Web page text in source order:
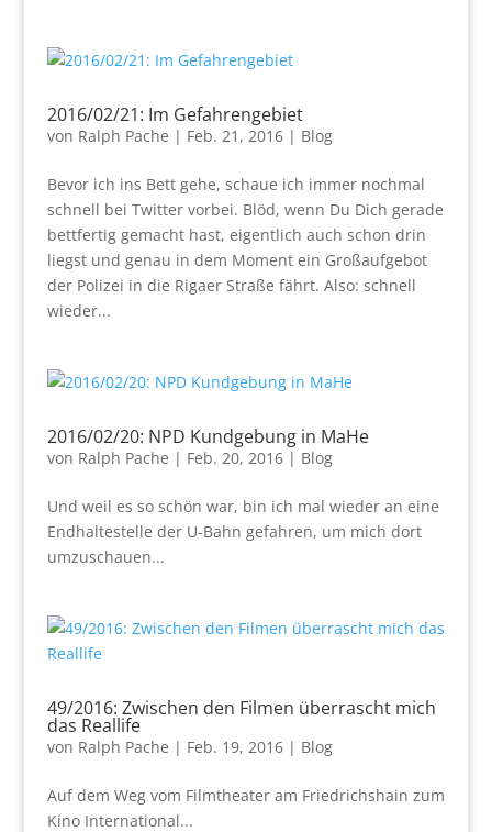
2016/02/21: Im Gefahrengebiet
von Ralph Pache | Feb. 21, 2016| Blog
Bevor ich ins Bett gehe, schaue ich immer nochmal
schnell bei Twitter vorbei. Blöd, wenn Du Dich gerade
bettfertig gemacht hast, eigentlich auch schon drin
liegst und genau in dem Moment ein Großaufgebot
der Polizei in die Rigaer Straße fährt. Also: schnell
wieder...
2016/02/20: NPD Kundgebung in MaHe
von Ralph Pache | Feb. 20, 2016| Blog
Und weil es so schön war, bin ich mal wieder an eine
Endhaltestelle der U-Bahn gefahren, um mich dort
umzuschauen...
49/2016: Zwischen den Filmen überrascht mich
das Reallife
von Ralph Pache | Feb. 19, 2016| Blog
Auf dem Weg vom Filmtheater am Friedrichshain zum
Kino International...